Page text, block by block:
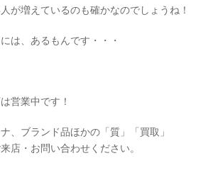
が増えているのも確かなのでしょうね！
は、あるもんです・・・
営業中です！
、ブランド品ほかの「質」「買取」
店・お問い合わせください。